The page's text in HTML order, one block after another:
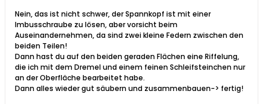
Nein, das ist nicht schwer, der Spannkopf ist mit einer
Imbusschraube zu lösen, aber vorsicht beim
Auseinandernehmen, da sind zwei kleine Federn zwischen den
beiden Teilen!
Dann hast du auf den beiden geraden Flächen eine Riffelung,
die ich mit dem Dremel und einem feinen Schleifsteinchen nur
an der Oberfläche bearbeitet habe.
Dann alles wieder gut säubern und zusammenbauen-> fertig!